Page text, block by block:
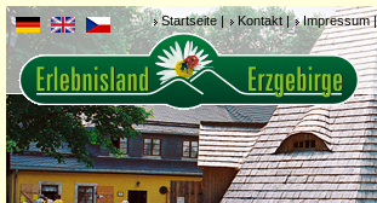
Startseite| Kontakt| Impressum